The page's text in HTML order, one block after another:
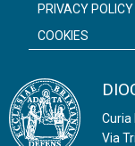
Curia
Via
PRIVACY POLICY
COOKIES